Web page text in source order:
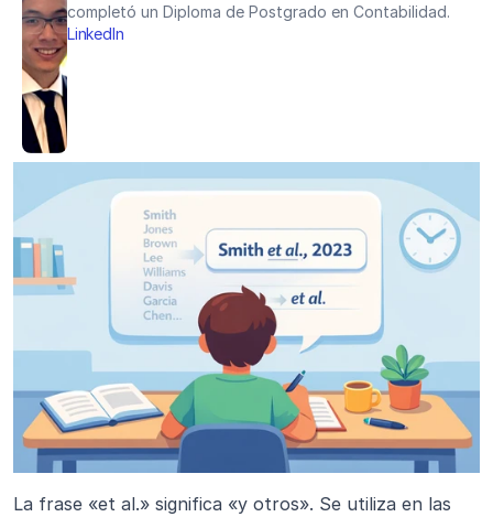
completó un Diploma de Postgrado en Contabilidad.
LinkedIn
La frase «et al.» significa «y otros». Se utiliza en las